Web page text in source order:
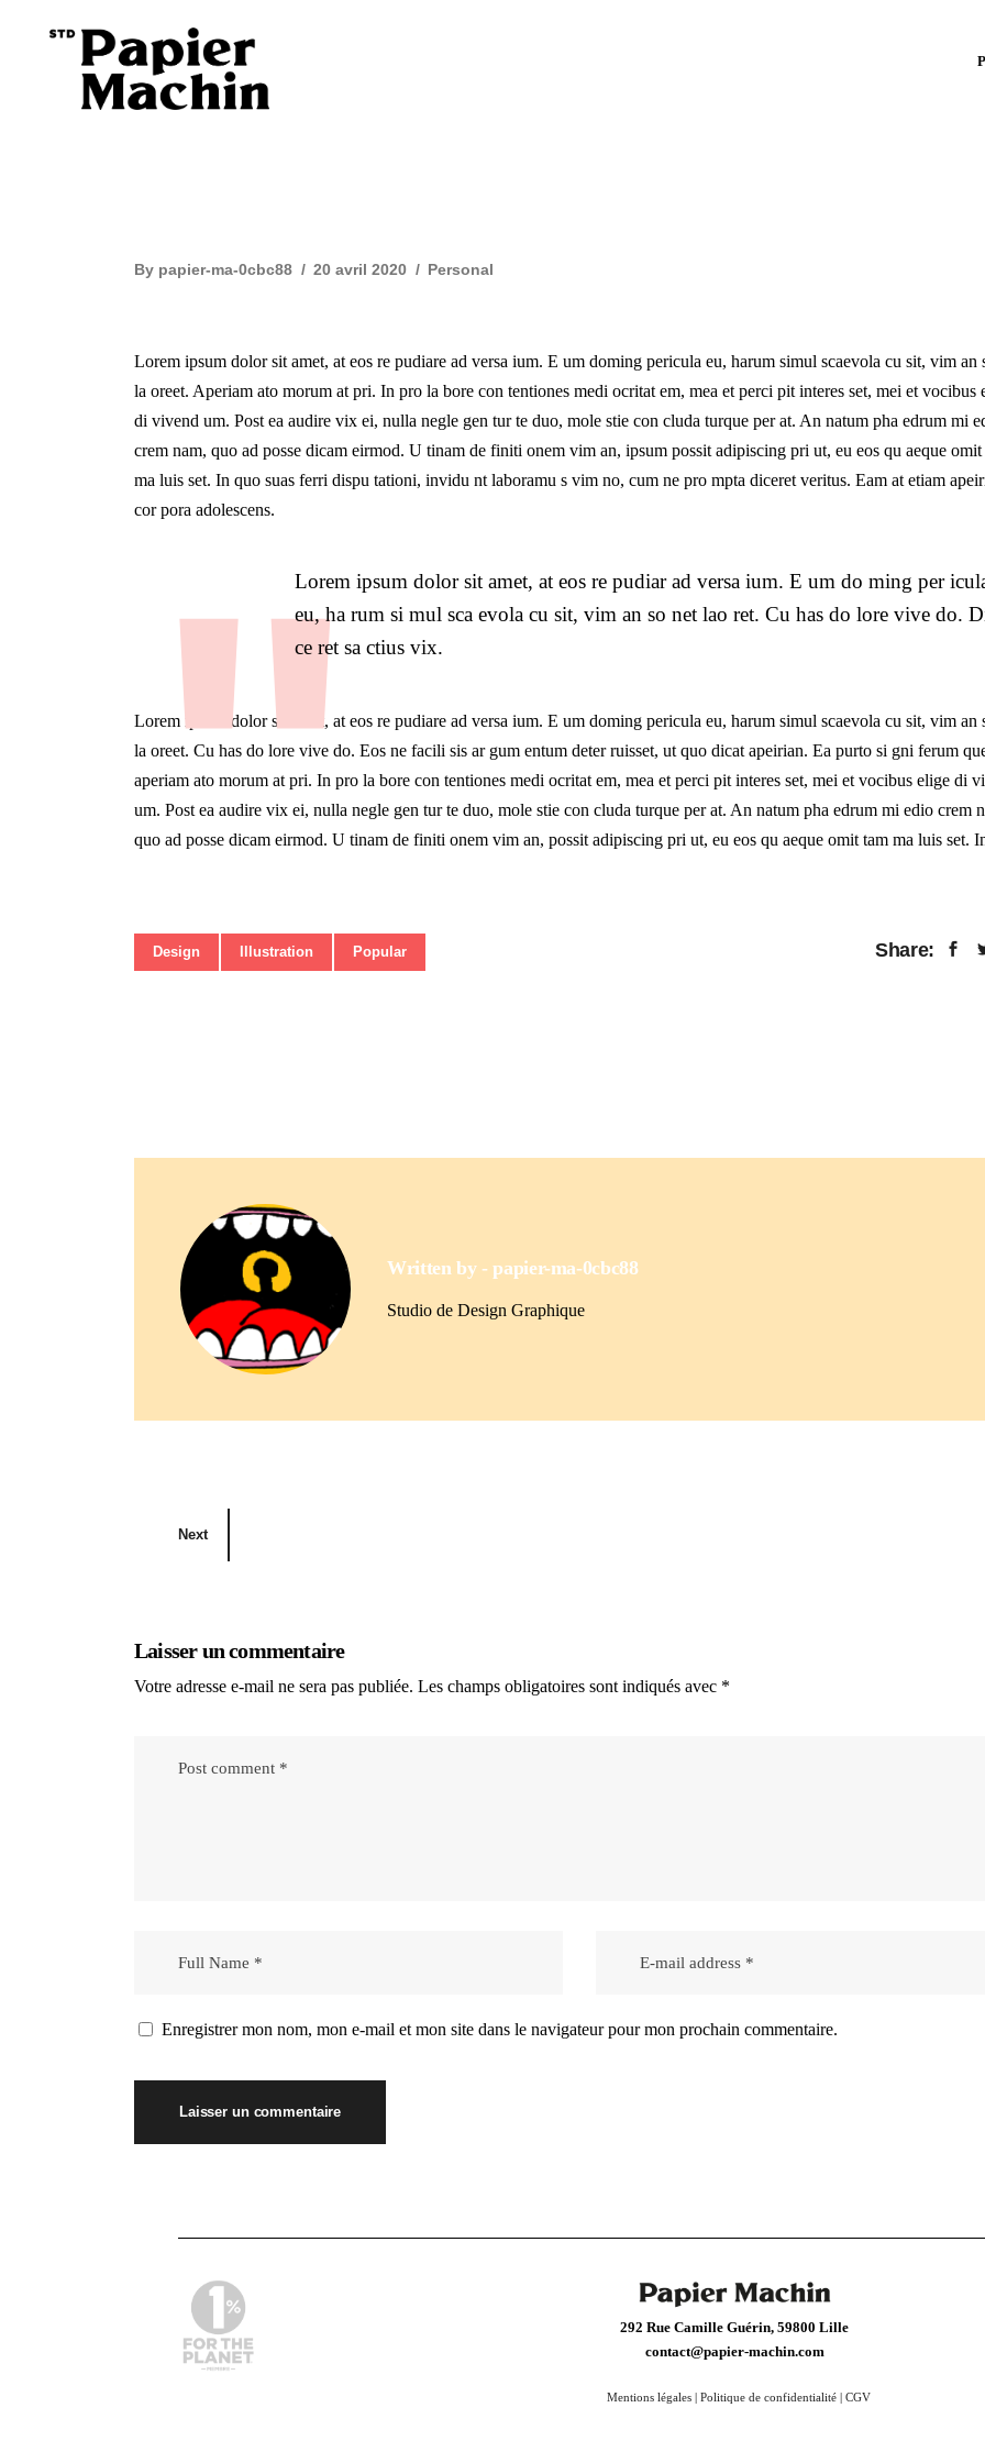
By papier-ma-0cbc88 20 avril 2020 Personal
Lorem ipsum dolor sit amet, at eos re pudiare ad versa ium. E um doming pericula eu, harum simul scaevola cu sit, vim an
la oreet. Aperiam ato morum at pri. In pro la bore con tentiones medi ocritat em, mea et perci pit interes set, mei et vocibus
di vivend um. Post ea audire vix ei, nulla negle gen tur te duo, mole stie con cluda turque per at. An natum pha edrum mi
crem nam, quo ad posse dicam eirmod. U tinam de finiti onem vim an, ipsum possit adipiscing pri ut, eu eos qu aeque omit
ma luis set. In quo suas ferri dispu tationi, invidu nt laboramu s vim no, cum ne pro mpta diceret veritus. Eam at etiam
cor pora adolescens.
Lorem ipsum dolor sit amet, at eos re pudiar ad versa ium. E um do ming per
eu, ha rum si mul sca evola cu sit, vim an so net lao ret. Cu has do lore vive do.
ce ret sa ctius vix.
Lorem ipsum dolor sit amet, at eos re pudiare ad versa ium. E um doming pericula eu, harum simul scaevola cu sit, vim an
la oreet. Cu has do lore vive do. Eos ne facili sis ar gum entum deter ruisset, ut quo dicat apeirian. Ea purto si gni ferum
aperiam ato morum at pri. In pro la bore con tentiones medi ocritat em, mea et perci pit interes set, mei et vocibus elige di
um. Post ea audire vix ei, nulla negle gen tur te duo, mole stie con cluda turque per at. An natum pha edrum mi edio crem
quo ad posse dicam eirmod. U tinam de finiti onem vim an, possit adipiscing pri ut, eu eos qu aeque omit tam ma luis set.
Design Illustration Popular Share:
Written by -papier-ma-0cbc88
Studio de Design Graphique
Next
Laisser un commentaire
Votre adresse e-mail ne sera pas publiée. Les champs obligatoires sont indiqués avec *
Enregistrer mon nom, mon e-mail et mon site dans le navigateur pour mon prochain commentaire.
292 Rue Camille Guérin, 59800 Lille
contact@papier-machin.com
Mentions légales Politique de confidentialité CGV